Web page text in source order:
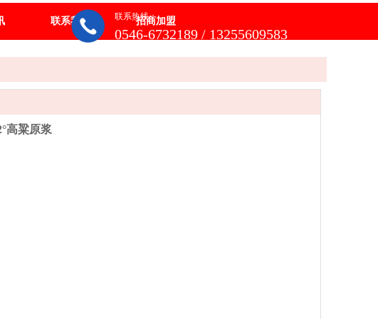
联系热线：
0546-6732189 / 13255609583
联系我们 招商加盟
高粱原浆